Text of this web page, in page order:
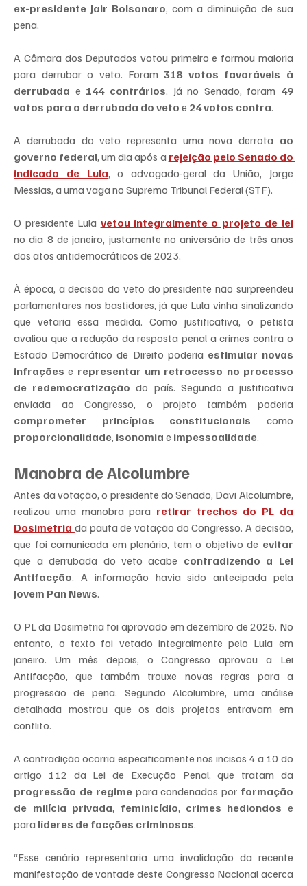
ex-presidente Jair Bolsonaro, com a diminuição de sua
pena.
A Câmara dos Deputados votou primeiro e formou maioria
para derrubar o veto. Foram 318 votos favoráveis à
derrubada e 144 contrários. Já no Senado, foram 49
votos para a derrubada do veto e 24 votos contra.
A derrubada do veto representa uma nova derrota ao
governo federal, um dia após a rejeição pelo Senado do
indicado de Lula, o advogado-geral da União, Jorge
Messias, a uma vaga no Supremo Tribunal Federal (STF).
O presidente Lula vetou integralmente o projeto de lei
no dia 8 de janeiro, justamente no aniversário de três anos
dos atos antidemocráticos de 2023.
À época, a decisão do veto do presidente não surpreendeu
parlamentares nos bastidores, já que Lula vinha sinalizando
que vetaria essa medida. Como justificativa, o petista
avaliou que a redução da resposta penal a crimes contra o
Estado Democrático de Direito poderia estimular novas
infrações e representar um retrocesso no processo
de redemocratização do país. Segundo a justificativa
comprometer princípios constitucionais
proporcionalidade, isonomia e impessoalidade.
Manobra de Alcolumbre
Antes da votação, o presidente do Senado, Davi Alcolumbre,
realizou uma manobra para retirar trechos do PL da
Dosimetria da pauta de votação do Congresso. A decisão,
que foi comunicada em plenário, tem o objetivo de evitar
que a derrubada do veto acabe contradizendo a Lei
Antifacção
Jovem Pan News.
O PL da Dosimetria foi aprovado em dezembro de 2025. No
entanto, o texto foi vetado integralmente pelo Lula em
janeiro. Um mês depois, o Congresso aprovou a Lei
Antifacção, que também trouxe novas regras para a
progressão de pena. Segundo Alcolumbre, uma análise
detalhada mostrou que os dois projetos entravam em
conflito.
A contradição ocorria especificamente nos incisos 4 a 10 do
progressão de regime para condenados por formação
de milícia privada, feminicídio, crimes hediondos e
para líderes de facções criminosas.
“Esse cenário representaria uma invalidação da recente
manifestação de vontade deste Congresso Nacional acerca